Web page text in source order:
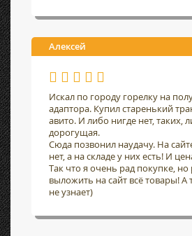
Алексей
Искал по городу горелку на
адаптора. Купил старенький
авито. И либо нигде нет, таких,
дорогущая.
Сюда позвонил наудачу. На
нет, а на складе у них есть! И
Так что я очень рад покупке,
выложить на сайт всё товары! А
не узнает)